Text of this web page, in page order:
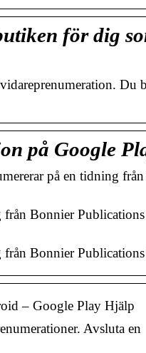
för dig
Du
på Google
på en tidning
från Bonnier
från Bonnier
– Google Play Hjälp
Avsluta en